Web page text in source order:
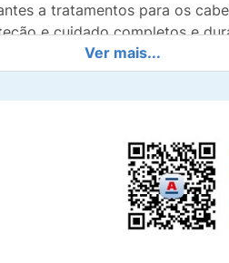
a tratamentos para os
e cuidado completos e
Men+Care e conheça um
estar do seu corpo é o
Ver mais...